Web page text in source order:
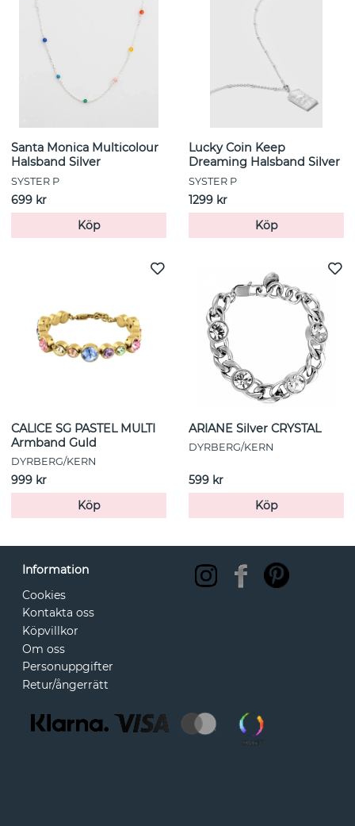
Santa Monica Multicolour
Halsband Silver
SYSTER P
699 kr
Köp
Lucky Coin Keep
Dreaming Halsband Silver
SYSTER P
1299 kr
Köp
CALICE SG PASTEL MULTI
Armband Guld
DYRBERG/KERN
999 kr
Köp
ARIANE Silver CRYSTAL
DYRBERG/KERN
599 kr
Köp
Information
Cookies
Kontakta oss
Köpvillkor
Om oss
Personuppgifter
Retur/ångerrätt